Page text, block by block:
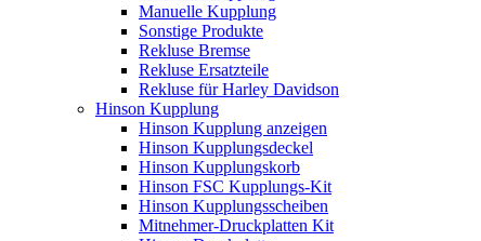
Manuelle Kupplung
Sonstige Produkte
Rekluse Bremse
Rekluse Ersatzteile
Rekluse für Harley Davidson
Hinson Kupplung
Hinson Kupplung anzeigen
Hinson Kupplungsdeckel
Hinson Kupplungskorb
Hinson FSC Kupplungs-Kit
Hinson Kupplungsscheiben
Mitnehmer-Druckplatten Kit